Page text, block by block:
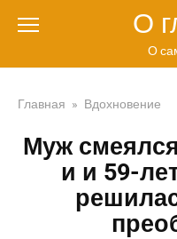
О
О
Главная » Вдохновение
Муж
и и 59-